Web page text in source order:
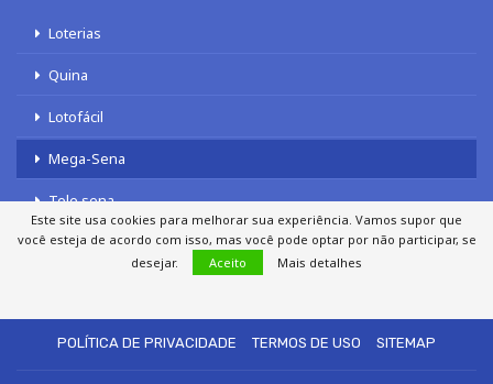
Loterias
Quina
Lotofácil
Mega-Sena
Tele sena
POLÍTICA DE PRIVACIDADE
TERMOS DE USO SITEMAP
Este site usa cookies para melhorar sua experiência. Vamos supor que
você esteja de acordo com isso, mas você pode optar por não participar, se
desejar.
Aceito Mais detalhes